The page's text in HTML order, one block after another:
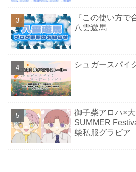
『この使い方で
八雲遊馬
シュガースパイ
御子柴アロハ×
SUMMER
柴私服グラビア